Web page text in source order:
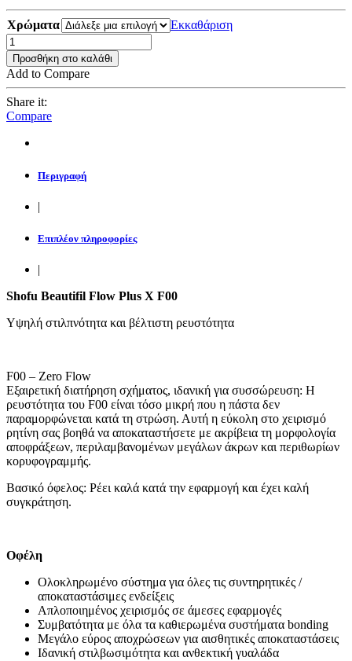
Χρώματα Εκκαθάριση
Προσθήκη στο καλάθι
Add to Compare
Share it:
Compare
Περιγραφή
|
Επιπλέον πληροφορίες
|
Shofu Beautifil Flow Plus Χ F00
Υψηλή στιλπνότητα και βέλτιστη ρευστότητα
F00 – Zero Flow
Εξαιρετική διατήρηση σχήματος, ιδανική για συσσώρευση: Η
ρευστότητα του F00 είναι τόσο μικρή που η πάστα δεν
παραμορφώνεται κατά τη στρώση. Αυτή η εύκολη στο χειρισμό
ρητίνη σας βοηθά να αποκαταστήσετε με ακρίβεια τη μορφολογία
αποφράξεων, περιλαμβανομένων μεγάλων άκρων και περιθωρίων
κορυφογραμμής.
Βασικό όφελος: Ρέει καλά κατά την εφαρμογή και έχει καλή
συγκράτηση.
Οφέλη
Ολοκληρωμένο σύστημα για όλες τις συντηρητικές /
αποκαταστάσιμες ενδείξεις
Απλοποιημένος χειρισμός σε άμεσες εφαρμογές
Συμβατότητα με όλα τα καθιερωμένα συστήματα bonding
Μεγάλο εύρος αποχρώσεων για αισθητικές αποκαταστάσεις
Ιδανική στιλβωσιμότητα και ανθεκτική γυαλάδα